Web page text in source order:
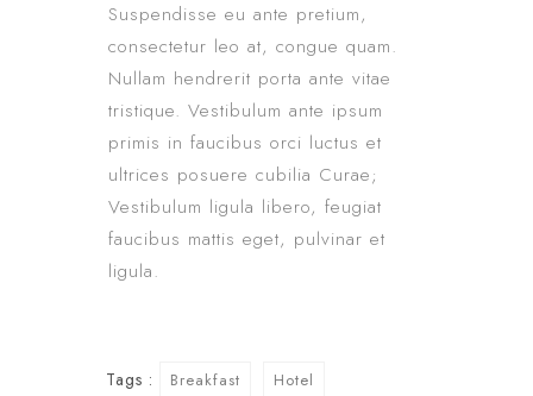
Suspendisse eu ante pretium,
consectetur leo at, congue quam.
Nullam hendrerit porta ante vitae
tristique. Vestibulum ante ipsum
primis in faucibus orci luctus et
ultrices posuere cubilia Curae;
Vestibulum ligula libero, feugiat
faucibus mattis eget, pulvinar et
ligula.
Tags : Breakfast Hotel